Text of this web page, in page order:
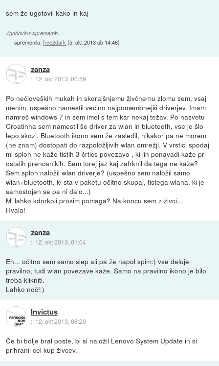
sem že ugotovil kako in kaj
Zgodovina sprememb…
spremenilo:free2dark(5. okt 2013 ob 14:46)
zanza
:: 12. okt 2013, 00:59
Po nečloveških mukah in skorajšnjemu živčnemu zlomu sem, vsaj
menim, uspešno namestil večino najpomembnejši driverjev. Imam
namreč windows 7 in sem imel s tem kar nekaj težav. Po nasvetu
Croatinha sem namestil še driver za wlan in bluetooth, vse je šlo
lepo skozi. Bluetooth ikono sem že zasledil, nikakor pa ne morem
(ne znam) dostopati do razpoložljivih wlan omrežji. V vrstici spodaj
mi sploh ne kaže tistih 3 črtics povezavo , ki jih ponavadi kaže pri
ostalih prenosnikih. Sem torej jaz kaj zafrknil da tega ne kaže?
Sem sploh naložil wlan driverje? (uspešno sem naložil samo
wlan+bluetooth, ki sta v paketu očitno skupaj, tistega wlana, ki je
samostojen se pa ni dalo...)
Mi lahko kdorkoli prosim pomaga? Na koncu sem z živci...
Hvala!
zanza
:: 12. okt 2013, 01:04
Eh... očitno sem samo slep ali pa že napol spim:) vse deluje
pravilno, tudi wlan povezave kaže. Samo na pravilno ikono je bilo
treba klikniti.
Lahko noč!:)
Invictus
:: 12. okt 2013, 08:20
Če bi bolje bral poste, bi si naložil Lenovo System Update in si
prihranil cel kup živcev.